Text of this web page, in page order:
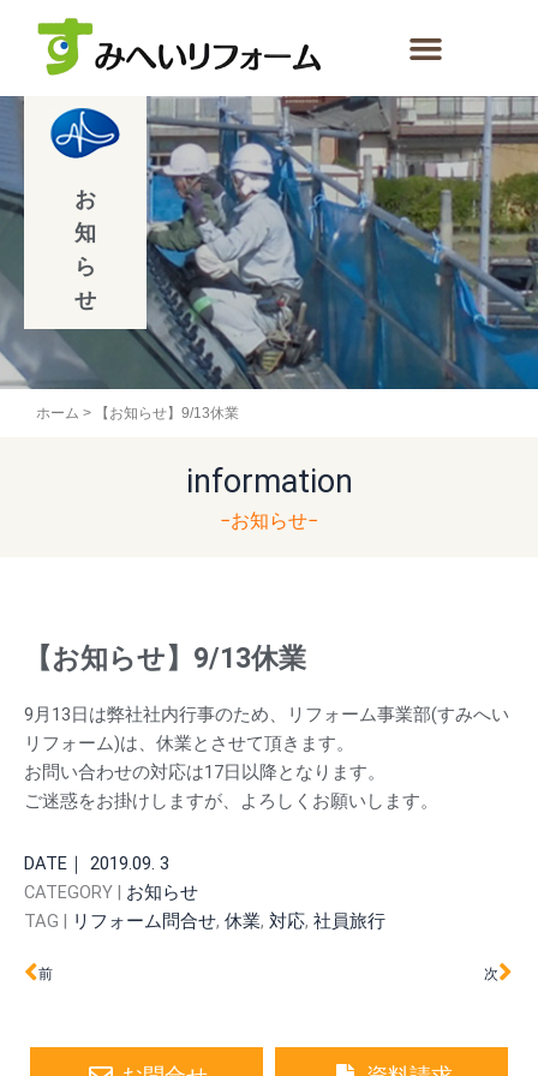
ス
プ
お
知
ら
せ
ホーム > 【お知らせ】9/13休業
information
−お知らせ−
【お知らせ】9/13休業
9月13日は弊社社内行事のため、リフォーム事業部(すみへい
リフォーム)は、休業とさせて頂きます。
お問い合わせの対応は17日以降となります。
ご迷惑をお掛けしますが、よろしくお願いします。
DATE｜
2019.09. 3
CATEGORY | お知らせ
TAG | リフォーム問合せ, 休業, 対応, 社員旅行
Prev
前 次